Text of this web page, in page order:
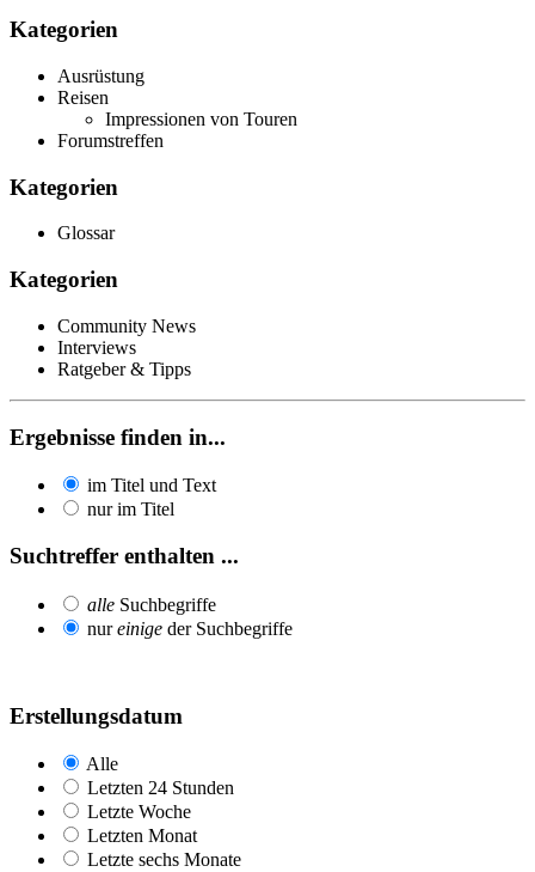
Kategorien
Ausrüstung
Reisen
Impressionen von Touren
Forumstreffen
Kategorien
Glossar
Kategorien
Community News
Interviews
Ratgeber & Tipps
Ergebnisse finden in...
im Titel und Text
nur im Titel
Suchtreffer enthalten ...
alle Suchbegriffe
nureinige der Suchbegriffe
Erstellungsdatum
Alle
Letzten 24 Stunden
Letzte Woche
Letzten Monat
Letzte sechs Monate